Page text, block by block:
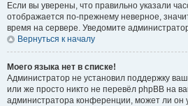
Если вы уверены, что правильно указали
отображается по-прежнему неверное,
время на сервере. Уведомите
Вернуться к началу
Моего языка нет в списке!
Администратор не установил поддержку
или же просто никто не перевёл phpBB на
администратора конференции, может ли он